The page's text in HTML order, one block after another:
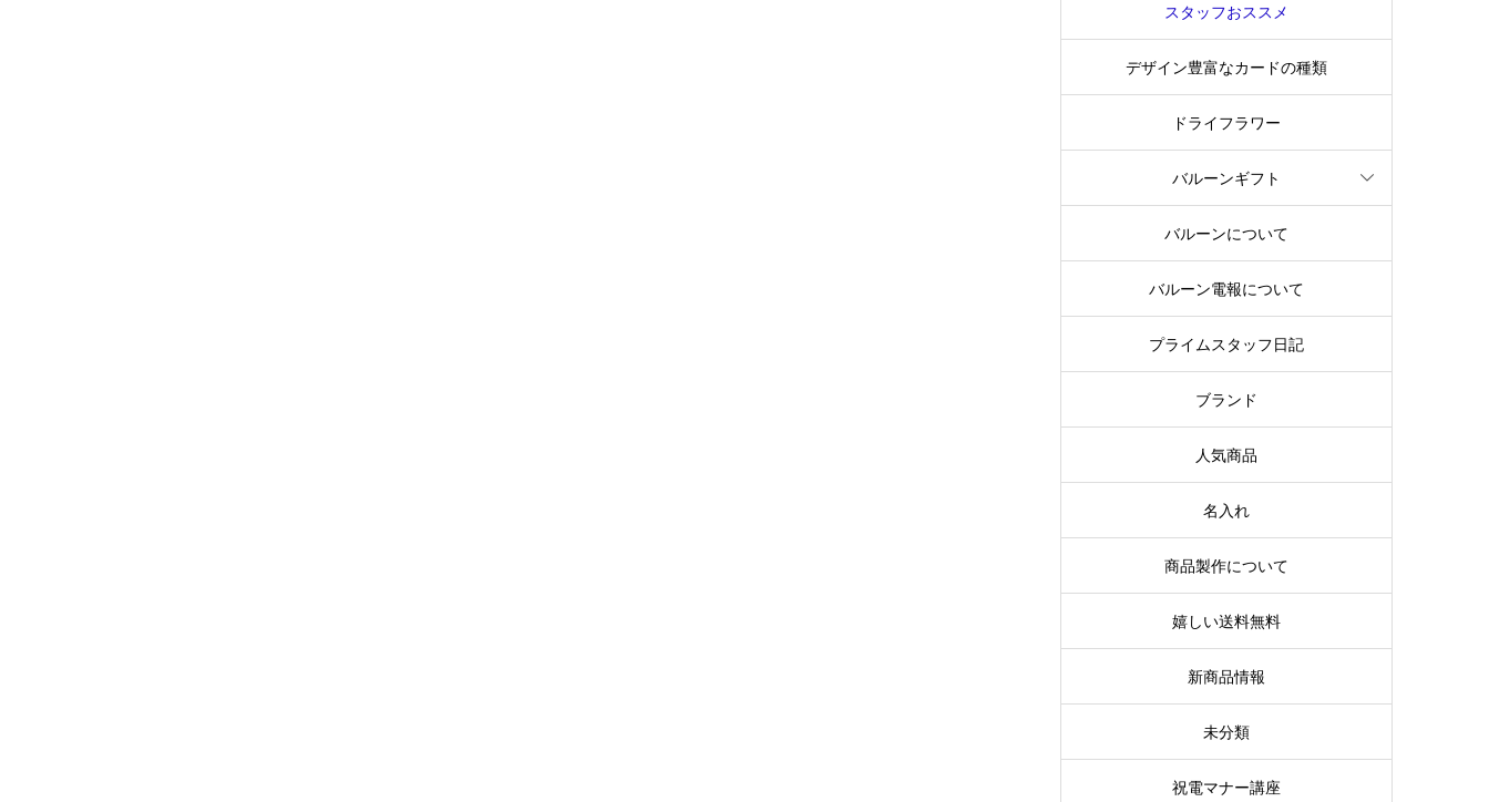
スタッフおススメ
デザイン豊富なカードの種類
ドライフラワー
バルーンギフト
バルーンについて
バルーン電報について
プライムスタッフ日記
ブランド
人気商品
名入れ
商品製作について
嬉しい送料無料
新商品情報
未分類
祝電マナー講座